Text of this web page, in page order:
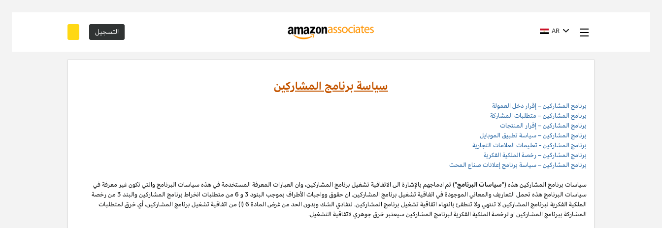
التسجيل AR
سياسة برنامج المشاركين
برنامج المشاركين – إقرار دخل العمولة
برنامج المشاركين – متطلبات المشاركة
برنامج المشاركين – إقرار المنتجات
برنامج المشاركين – سياسة تطبيق الموبايل
برنامج المشاركين - تعليمات العلامات التجارية
برنامج المشاركين – رخصة الملكية الفكرية
برنامج المشاركين – سياسة برنامج إعلانات صناع المحت
سياسات برنامج المشاركين هذه ("سياسات البرنامج") تم ادماجهم بالإشارة الى الاتفاقية تشغيل برنامج المشاركين، وان العبارات المعرفة المستخدمة في هذه سياسات البرنامج والتي تكون غير معرفة في
سياسات البرنامج هذه تحمل التعاريف والمعاني الموجودة في اتفاقية تشغيل برنامج المشاركين. ان حقوق وواجبات الأطراف بموجب البنود 3
و 6
من متطلبات انخراط برنامج المشاركين والبند 3 من رخصة
الملكية الفكرية لبرنامج المشاركين لا تنتهي ولا تنطفئ بانتهاء اتفاقية تشغيل برنامج المشاركين. لتفادي الشك وبدون الحد من غرض المادة 6 (ا) من اتفاقية تشغيل برنامج المشاركين، أي خرق لمتطلبات
المشاركة ببرنامج المشاركين او لرخصة الملكية الفكرية لبرنامج المشاركين سيعتبر خرق جوهري لاتفاقية التشغيل.